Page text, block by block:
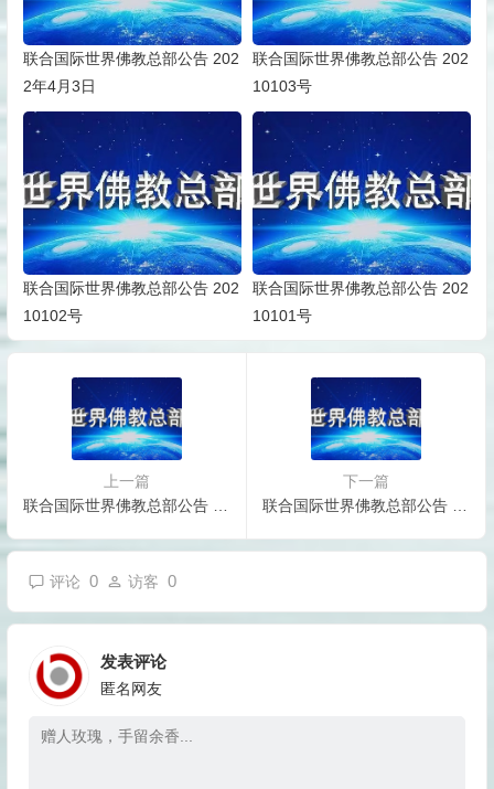
联合国际世界佛教总部公告 202
2年4月3日
联合国际世界佛教总部公告 202
10103号
联合国际世界佛教总部公告 202
10102号
联合国际世界佛教总部公告 202
10101号
上一篇
联合国际世界佛教总部公告 20150107
下一篇
联合国际世界佛教总部公告 20150109
评论 0 访客 0
发表评论
匿名网友